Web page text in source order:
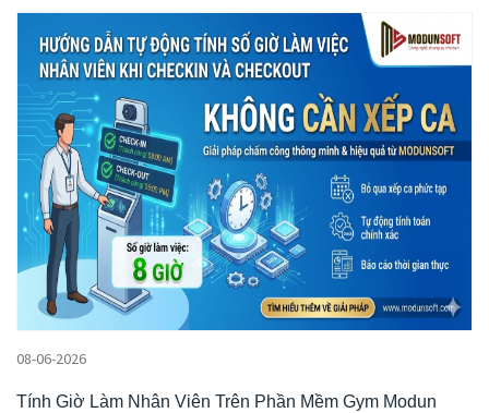
08-06-2026
Tính Giờ Làm Nhân Viên Trên Phần Mềm Gym Modun